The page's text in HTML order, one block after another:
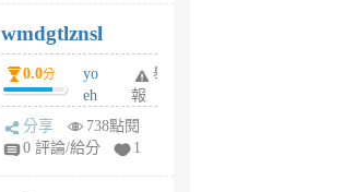
R
P
m
v
A
V
wmdgtlznsl
0.0分
yo
eh
ld
gy
舉
報
分享
738點閱
0 評論/給分
1